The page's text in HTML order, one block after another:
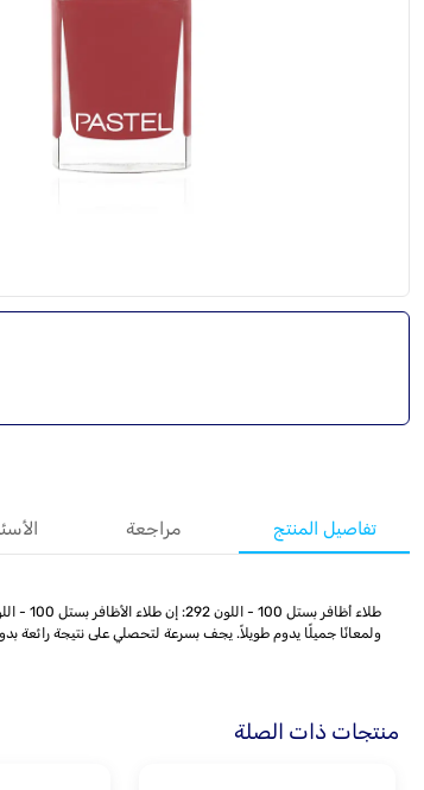
تفاصيل المنتج مراجعة
ولمعانًا جميلًا يدوم طويلاً. يجف بسرعة لتحصلي على نتيجة رائعة بدون
منتجات ذات الصلة